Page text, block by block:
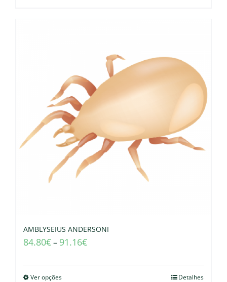
AMBLYSEIUS ANDERSONI
84.80€– 91.16€
Ver opções Detalhes